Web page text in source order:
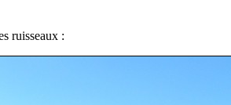
ruisseaux :